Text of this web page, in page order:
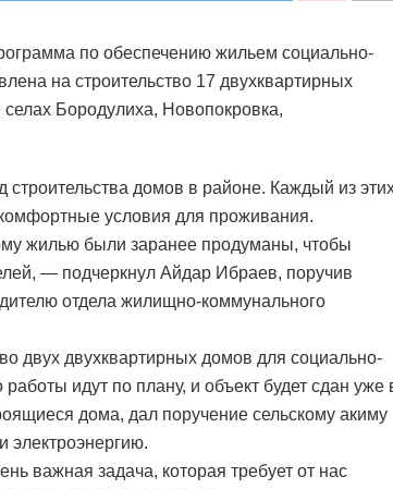
по обеспечению жильем социально-
на строительство 17 двухквартирных
Бородулиха, Новопокровка,
домов в районе. Каждый из
условия для проживания.
жилью были заранее продуманы, чтобы
— подчеркнул Айдар Ибраев, поручив
отдела жилищно-коммунального
двух двухквартирных домов для социально-
идут по плану, и объект будет сдан уже
дома, дал поручение сельскому акиму
важная задача, которая требует от нас